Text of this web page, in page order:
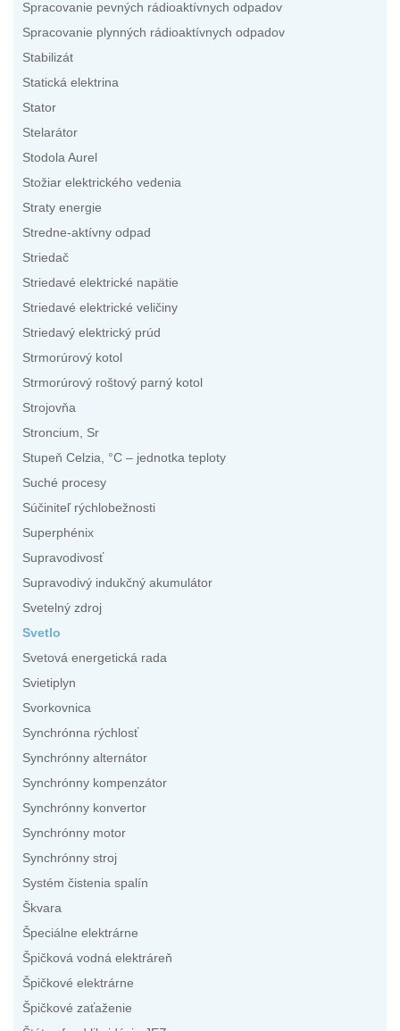
Spracovanie pevných rádioaktívnych odpadov
Spracovanie plynných rádioaktívnych odpadov
Stabilizát
Statická elektrina
Stator
Stelarátor
Stodola Aurel
Stožiar elektrického vedenia
Straty energie
Stredne-aktívny odpad
Striedač
Striedavé elektrické napätie
Striedavé elektrické veličiny
Striedavý elektrický prúd
Strmorúrový kotol
Strmorúrový roštový parný kotol
Strojovňa
Stroncium, Sr
Stupeň Celzia, °C – jednotka teploty
Suché procesy
Súčiniteľ rýchlobežnosti
Superphénix
Supravodivosť
Supravodivý indukčný akumulátor
Svetelný zdroj
Svetlo
Svetová energetická rada
Svietiplyn
Svorkovnica
Synchrónna rýchlosť
Synchrónny alternátor
Synchrónny kompenzátor
Synchrónny konvertor
Synchrónny motor
Synchrónny stroj
Systém čistenia spalín
Škvara
Špeciálne elektrárne
Špičková vodná elektráreň
Špičkové elektrárne
Špičkové zaťaženie